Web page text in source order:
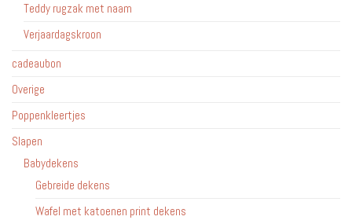
Teddy rugzak met naam
Verjaardagskroon
cadeaubon
Overige
Poppenkleertjes
Slapen
Babydekens
Gebreide dekens
Wafel met katoenen print dekens